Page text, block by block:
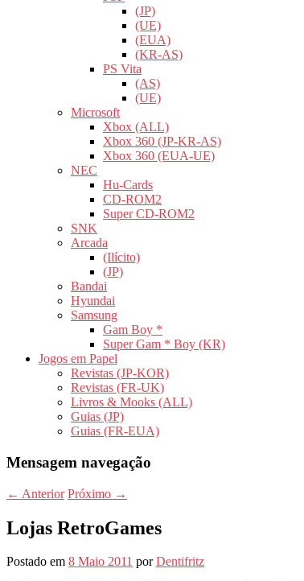
(JP)
(UE)
(EUA)
(KR-AS)
PS Vita
(AS)
(UE)
Microsoft
Xbox (ALL)
Xbox 360 (JP-KR-AS)
Xbox 360 (EUA-UE)
NEC
Hu-Cards
CD-ROM2
Super CD-ROM2
SNK
Arcada
(Ilícito)
(JP)
Bandai
Hyundai
Samsung
Gam Boy *
Super Gam * Boy (KR)
Jogos em Papel
Revistas (JP-KOR)
Revistas (FR-UK)
Livros & Mooks (ALL)
Guias (JP)
Guias (FR-EUA)
Mensagem navegação
← Anterior Próximo →
Lojas RetroGames
Postado em 8 Maio 2011 porDentifritz